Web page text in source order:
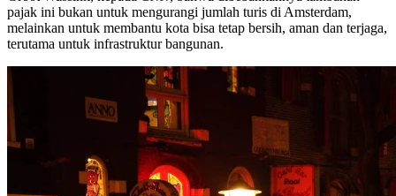
pajak ini bukan untuk mengurangi jumlah turis di Amsterdam,
melainkan untuk membantu kota bisa tetap bersih, aman dan terjaga,
terutama untuk infrastruktur bangunan.